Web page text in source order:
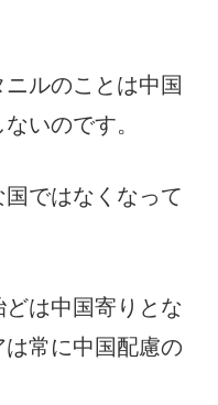
ルのことは中国
いのです。
ではなくなって
は中国寄りとな
常に中国配慮の